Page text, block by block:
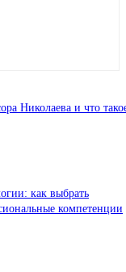
Николаева и что
как выбрать
компетенции